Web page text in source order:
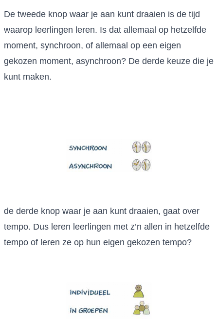
De tweede knop waar je aan kunt draaien is de tijd
waarop leerlingen leren. Is dat allemaal op hetzelfde
moment, synchroon, of allemaal op een eigen
gekozen moment, asynchroon? De derde keuze die je
kunt maken.
de derde knop waar je aan kunt draaien, gaat over
tempo. Dus leren leerlingen met z’n allen in hetzelfde
tempo of leren ze op hun eigen gekozen tempo?